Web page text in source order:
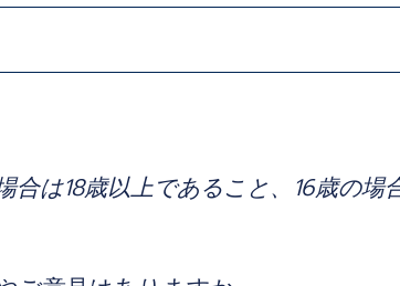
合は18歳以上であること、16歳の